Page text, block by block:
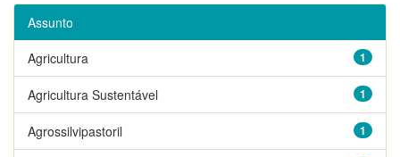
Assunto
1
Agricultura
1
Agricultura Sustentável
1
Agrossilvipastoril